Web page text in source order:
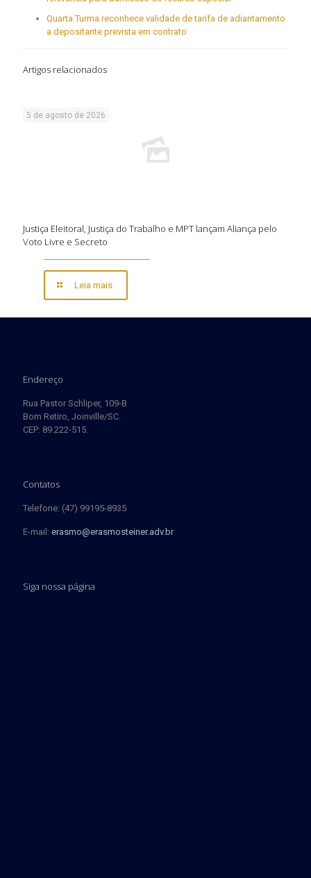
Quarta Turma reconhece validade de tarifa de adiantamento
a depositante prevista em contrato
Artigos relacionados
5 de agosto de 2026
Justiça Eleitoral, Justiça do Trabalho e MPT lançam Aliança pelo
Voto Livre e Secreto
Leia mais
Endereço
Rua Pastor Schliper, 109-B
Bom Retiro, Joinville/SC.
CEP: 89.222-515.
Contatos
Telefone: (47) 99195-8935
E-mail: erasmo@erasmosteiner.adv.br
Siga nossa página